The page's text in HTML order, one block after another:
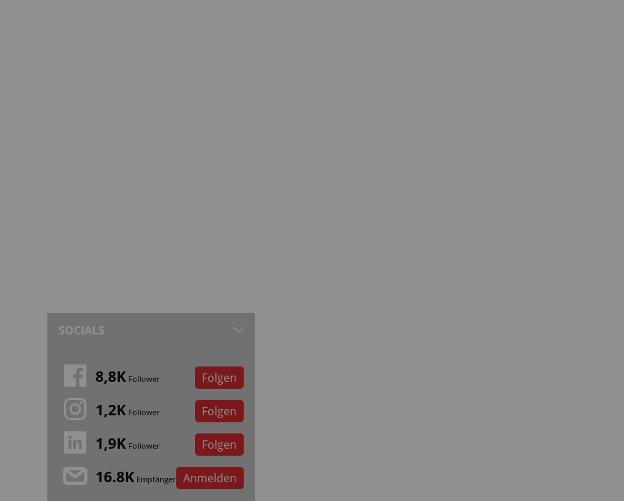
SOCIALS
8,8K Follower Folgen
1,2K Follower Folgen
1,9K Follower Folgen
16.8K Empfänger Anmelden